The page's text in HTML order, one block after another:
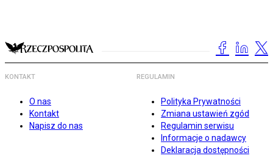
KONTAKT
O nas
Kontakt
Napisz do nas
REGULAMIN
Polityka Prywatności
Zmiana ustawień zgód
Regulamin serwisu
Informacje o nadawcy
Deklaracja dostępności